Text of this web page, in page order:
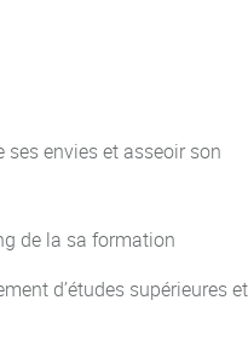
ses envies et asseoir son
de la sa formation
d’études supérieures et